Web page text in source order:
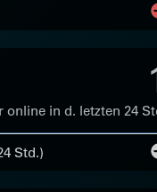
online in d. letzten 24
Std.)